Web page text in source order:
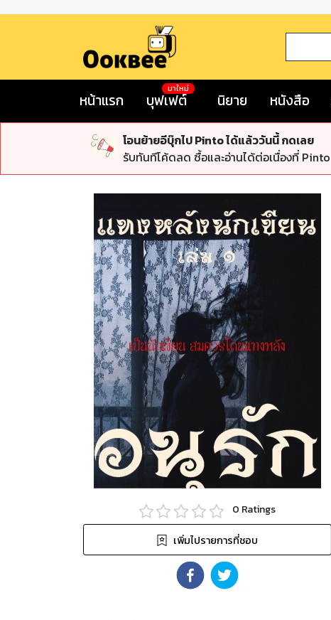
หน้าแรก บุฟเฟต์
มาใหม่
นิยาย หนังสือ
โอนย้ายอีบุ๊กไป Pinto ได้แล้ววันนี้ กดเลย
รับทันทีโค้ดลด ซื้อและอ่านได้ต่อเนื่องที่ Pinto
0 Ratings
เพิ่มไปรายการที่ชอบ